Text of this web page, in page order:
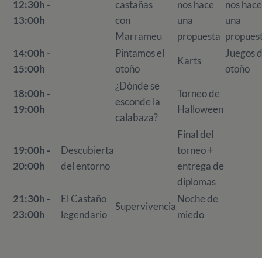
12:30h -
13:00h
castañas
con
Marrameu
nos hace
una
propuesta
nos hace
una
14:00h -
15:00h
Pintamos el
otoño
Karts
Juegos
otoño
18:00h -
19:00h
¿Dónde se
esconde la
calabaza?
Torneo de
Halloween
19:00h -
20:00h
Descubierta
del entorno
Final del
torneo +
entrega de
diplomas
21:30h -
23:00h
El Castaño
legendario
Supervivencia
Noche de
miedo